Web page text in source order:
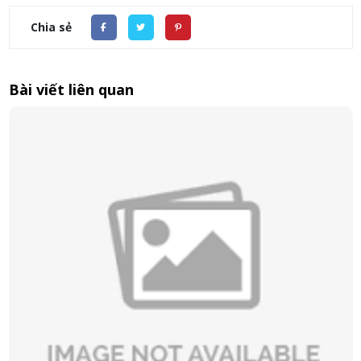
Chia sẻ
Bài viết liên quan